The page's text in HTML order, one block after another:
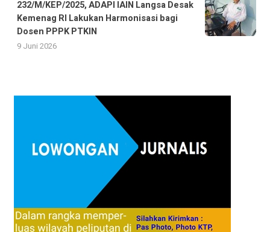
232/M/KEP/2025, ADAPI IAIN Langsa Desak
Kemenag RI Lakukan Harmonisasi bagi
Dosen PPPK PTKIN
9 Juni 2026